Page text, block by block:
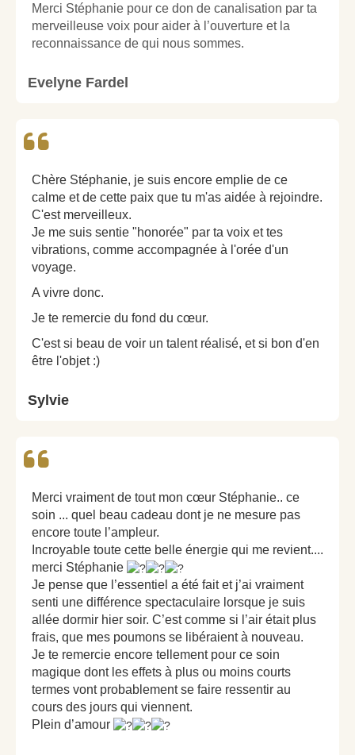
Merci Stéphanie pour ce don de canalisation par ta
merveilleuse voix pour aider à l’ouverture et la
reconnaissance de qui nous sommes.
Evelyne Fardel
Chère Stéphanie, je suis encore emplie de ce
calme et de cette paix que tu m'as aidée à rejoindre.
C'est merveilleux.
Je me suis sentie "honorée" par ta voix et tes
vibrations, comme accompagnée à l'orée d'un
voyage.
A vivre donc.
Je te remercie du fond du cœur.
C'est si beau de voir un talent réalisé, et si bon d'en
être l'objet :)
Sylvie
Merci vraiment de tout mon cœur Stéphanie.. ce
soin ... quel beau cadeau dont je ne mesure pas
encore toute l’ampleur.
Incroyable toute cette belle énergie qui me revient....
merci Stéphanie
Je pense que l’essentiel a été fait et j’ai vraiment
senti une différence spectaculaire lorsque je suis
allée dormir hier soir. C’est comme si l’air était plus
frais, que mes poumons se libéraient à nouveau.
Je te remercie encore tellement pour ce soin
magique dont les effets à plus ou moins courts
termes vont probablement se faire ressentir au
cours des jours qui viennent.
Plein d’amour